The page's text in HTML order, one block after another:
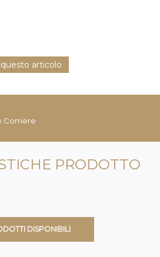
articolo
Corriere
PRODOTTO
DISPONIBILI